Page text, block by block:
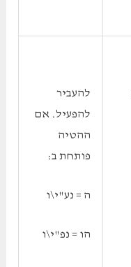
להעביר
להפעיל. אם
ההטיה
פותחת ב:
ה = נע"י\ו
הו = נפ"י\ו